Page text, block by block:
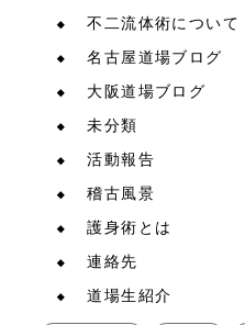
不二流体術について
名古屋道場ブログ
大阪道場ブログ
未分類
活動報告
稽古風景
護身術とは
連絡先
道場生紹介